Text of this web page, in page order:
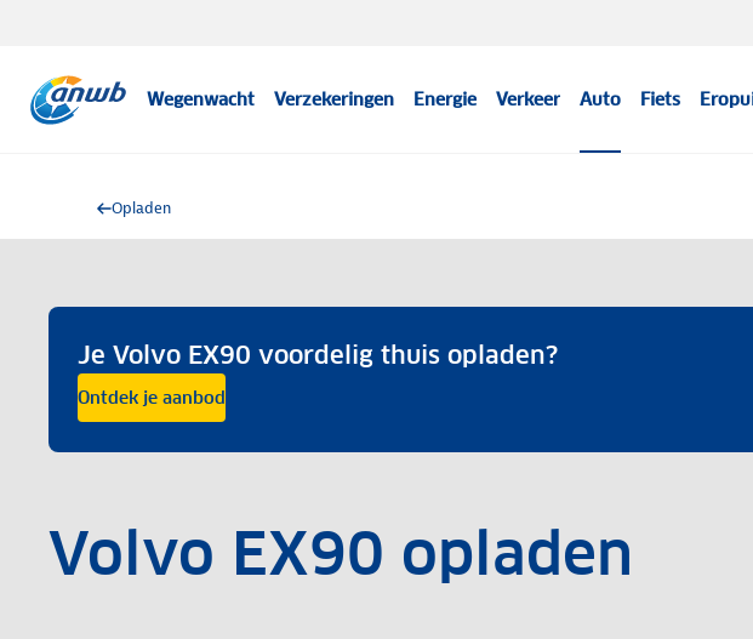
Wegenwacht Verzekeringen Energie Verkeer Auto Fiets
Opladen
Je Volvo EX90 voordelig thuis opladen?
Ontdek je aanbod
Volvo EX90 opladen